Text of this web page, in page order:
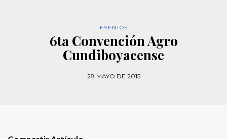
EVENTOS
6ta Convención Agro
Cundiboyacense
28 MAYO DE 2015